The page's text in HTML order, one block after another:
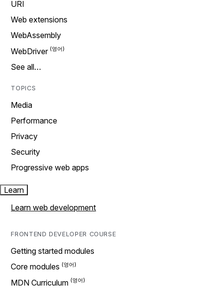
URI
Web extensions
WebAssembly
WebDriver
See all…
TOPICS
Media
Performance
Privacy
Security
Progressive web apps
Learn
Learn web development
FRONTEND DEVELOPER COURSE
Getting started modules
Core modules
MDN Curriculum